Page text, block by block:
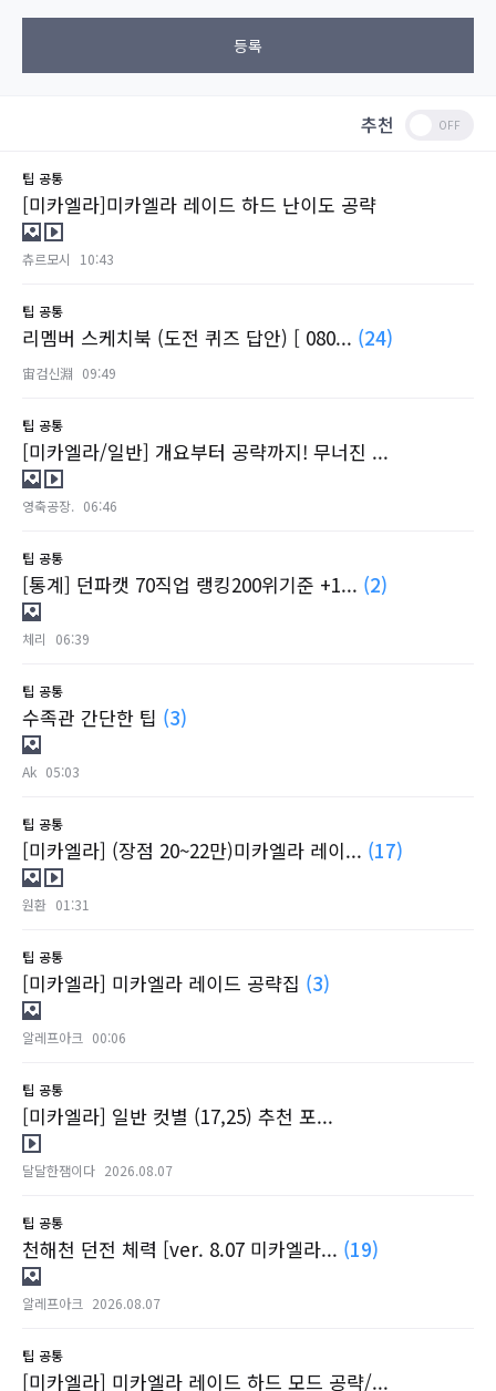
등록
추천
팁 공통
[미카엘라]미카엘라 레이드 하드 난이도 공략
츄르모시 10:43
팁 공통
리멤버 스케치북 (도전 퀴즈 답안) [ 080... (24)
宙검신淵 09:49
팁 공통
[미카엘라/일반] 개요부터 공략까지! 무너진 ...
영축공장. 06:46
팁 공통
[통계] 던파캣 70직업 랭킹200위기준 +1... (2)
체리 06:39
팁 공통
수족관 간단한 팁 (3)
Ak 05:03
팁 공통
[미카엘라] (장점 20~22만)미카엘라 레이... (17)
원환 01:31
팁 공통
[미카엘라] 미카엘라 레이드 공략집 (3)
알레프아크 00:06
팁 공통
[미카엘라] 일반 컷별 (17,25) 추천 포...
달달한잼이다 2026.08.07
팁 공통
천해천 던전 체력 [ver. 8.07 미카엘라... (19)
알레프아크 2026.08.07
팁 공통
[미카엘라] 미카엘라 레이드 하드 모드 공략/...